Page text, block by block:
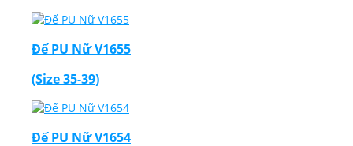
Đế PU Nữ V1655
(Size 35-39)
Đế PU Nữ V1654